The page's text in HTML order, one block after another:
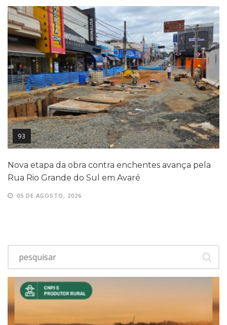
93
Nova etapa da obra contra enchentes avança pela
Rua Rio Grande do Sul em Avaré
05 DE AGOSTO, 2026